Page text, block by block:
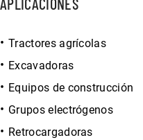
Tractores agrícolas
Excavadoras
Equipos de construcción
Grupos electrógenos
Retrocargadoras